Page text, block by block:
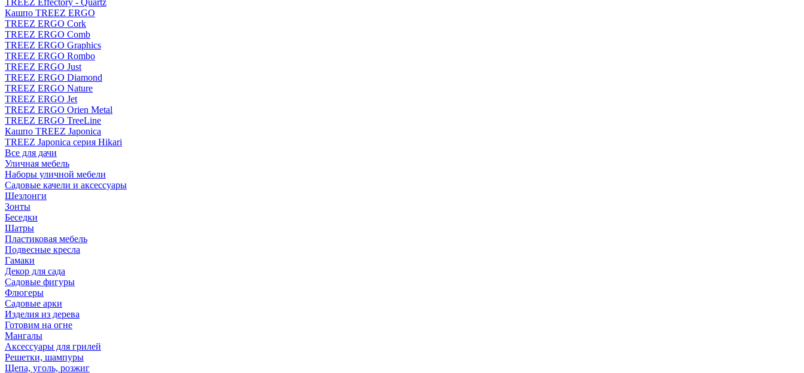
TREEZ Effectory - Quartz
Кашпо TREEZ ERGO
TREEZ ERGO Cork
TREEZ ERGO Comb
TREEZ ERGO Graphics
TREEZ ERGO Rombo
TREEZ ERGO Just
TREEZ ERGO Diamond
TREEZ ERGO Nature
TREEZ ERGO Jet
TREEZ ERGO Orien Metal
TREEZ ERGO TreeLine
Кашпо TREEZ Japonica
TREEZ Japonica серия Hikari
Все для дачи
Уличная мебель
Наборы уличной мебели
Садовые качели и аксессуары
Шезлонги
Зонты
Беседки
Шатры
Пластиковая мебель
Подвесные кресла
Гамаки
Декор для сада
Садовые фигуры
Флюгеры
Садовые арки
Изделия из дерева
Готовим на огне
Мангалы
Аксессуары для грилей
Решетки, шампуры
Щепа, уголь, розжиг